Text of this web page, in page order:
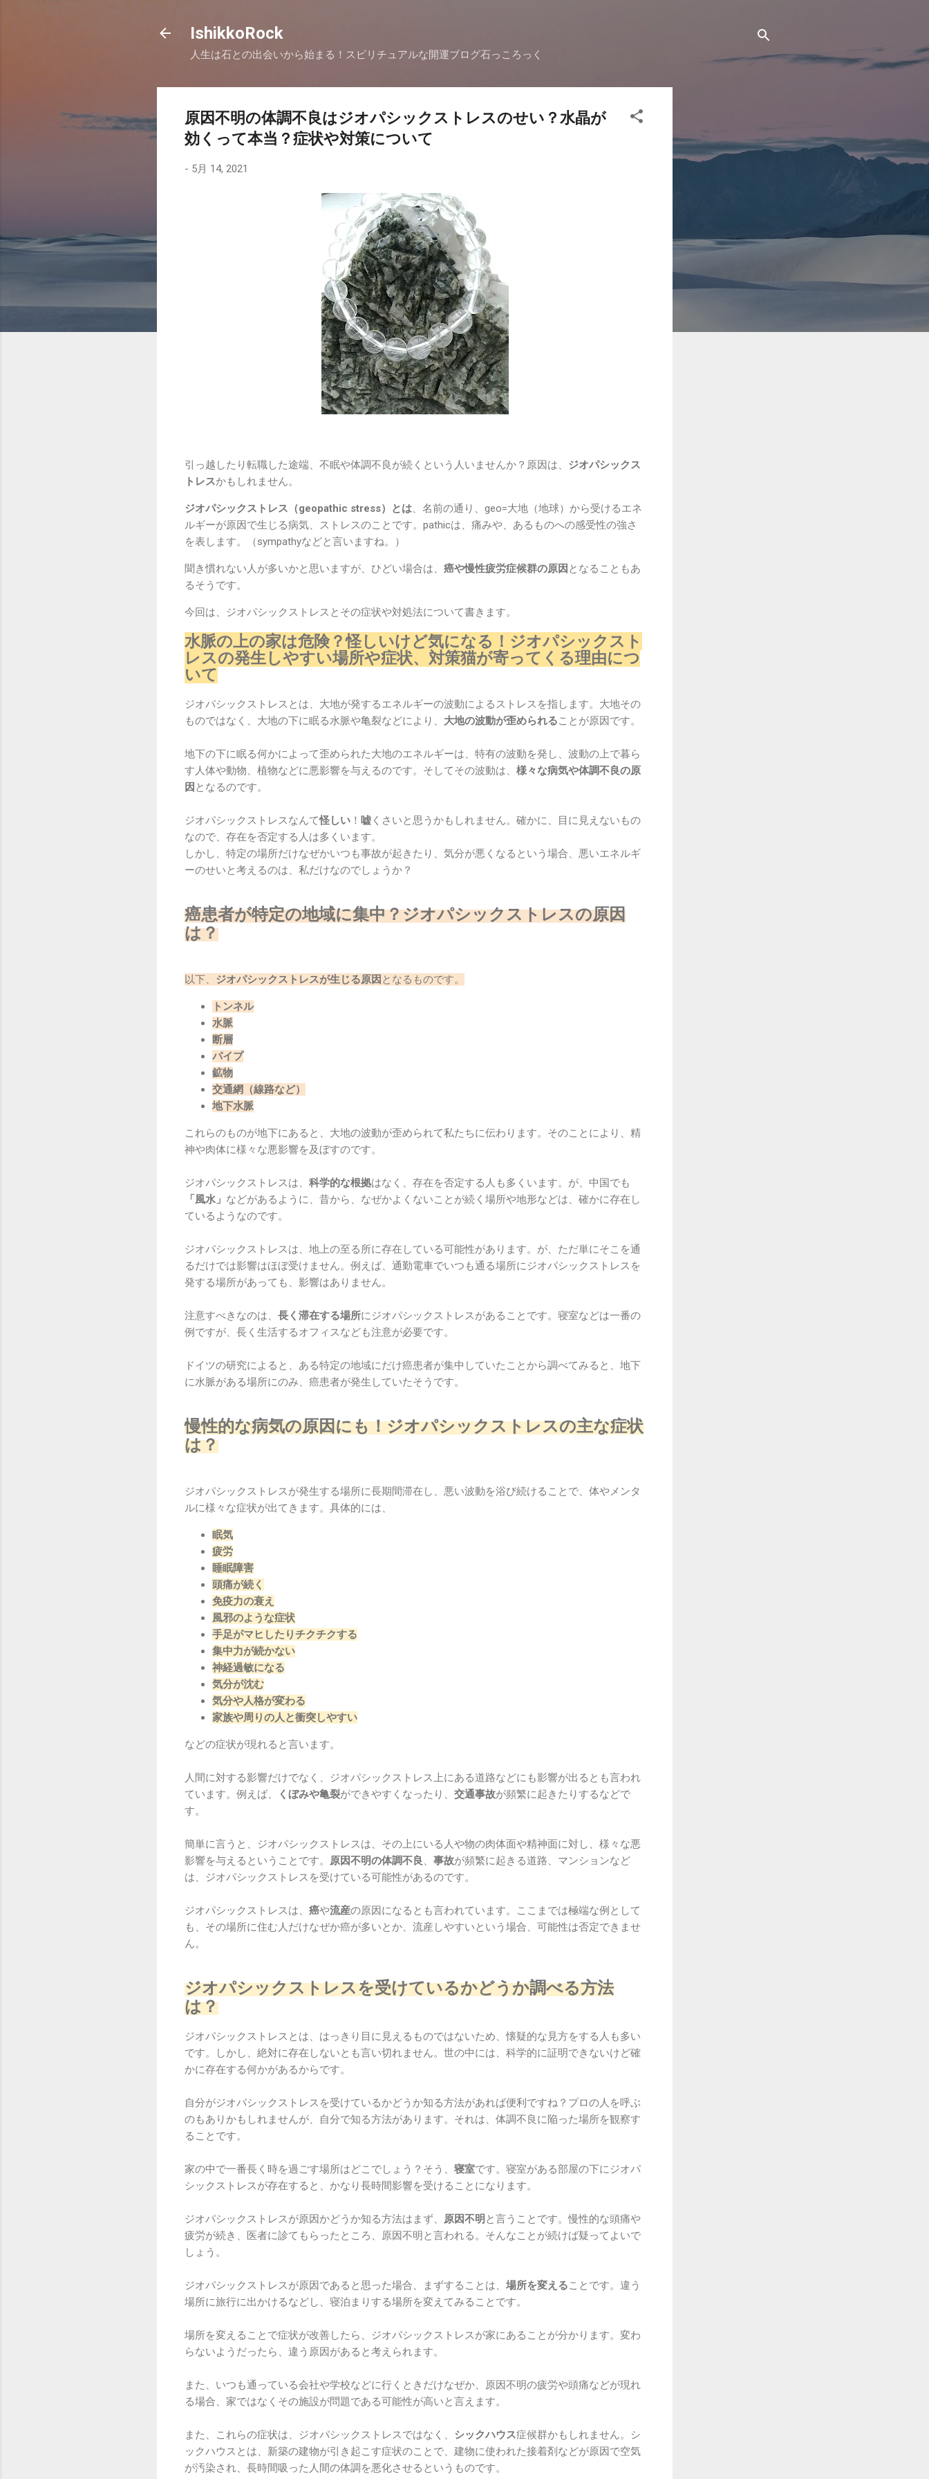
IshikkoRock
人生は石との出会いから始まる！スピリチュアルな開運ブログ石っころっく
原因不明の体調不良はジオパシックストレスのせい？水晶が
効くって本当？症状や対策について
- 5月 14, 2021
引っ越したり転職した途端、不眠や体調不良が続くという人いませんか？原因は、 ジオパシックス
トレスかもしれません。
ジオパシックストレス（geopathic stress）とは 、名前の通り、geo=大地（地球）から受けるエネ
ルギーが原因で生じる病気、ストレスのことです。pathicは、痛みや、あるものへの感受性の強さ
を表します。（sympathyなどと言いますね。）
聞き慣れない人が多いかと思いますが、ひどい場合は、 癌や慢性疲労症候群の原因 となることもあ
るそうです。
今回は、ジオパシックストレスとその症状や対処法について書きます。
水脈の上の家は危険？怪しいけど気になる！ジオパシックスト
レスの発生しやすい場所や症状、対策猫が寄ってくる理由につ
いて
ジオパシックストレスとは、大地が発するエネルギーの波動によるストレスを指します。大地その
ものではなく、大地の下に眠る水脈や亀裂などにより、 大地の波動が歪められることが原因です。
地下の下に眠る何かによって歪められた大地のエネルギーは、特有の波動を発し、波動の上で暮ら
す人体や動物、植物などに悪影響を与えるのです。そしてその波動は、 様々な病気や体調不良の原
因 となるのです。
ジオパシックストレスなんて怪しい ！ 嘘 くさいと思うかもしれません。確かに、目に見えないもの
なので、存在を否定する人は多くいます。
しかし、特定の場所だけなぜかいつも事故が起きたり、気分が悪くなるという場合、悪いエネルギ
ーのせいと考えるのは、私だけなのでしょうか？
癌患者が特定の地域に集中？ジオパシックストレスの原因
は？
以下、 ジオパシックストレスが生じる原因 となるものです。
トンネル
水脈
断層
パイプ
鉱物
交通網（線路など）
地下水脈
これらのものが地下にあると、大地の波動が歪められて私たちに伝わります。そのことにより、精
神や肉体に様々な悪影響を及ぼすのです。
ジオパシックストレスは、 科学的な根拠はなく、存在を否定する人も多くいます。が、中国でも
「風水」 などがあるように、昔から、なぜかよくないことが続く場所や地形などは、確かに存在し
ているようなのです。
ジオパシックストレスは、地上の至る所に存在している可能性があります。が、ただ単にそこを通
るだけでは影響はほぼ受けません。例えば、通勤電車でいつも通る場所にジオパシックストレスを
発する場所があっても、影響はありません。
注意すべきなのは、 長く滞在する場所にジオパシックストレスがあることです。寝室などは一番の
例ですが、長く生活するオフィスなども注意が必要です。
ドイツの研究によると、ある特定の地域にだけ癌患者が集中していたことから調べてみると、地下
に水脈がある場所にのみ、癌患者が発生していたそうです。
慢性的な病気の原因にも！ジオパシックストレスの主な症状
は？
ジオパシックストレスが発生する場所に長期間滞在し、悪い波動を浴び続けることで、体やメンタ
ルに様々な症状が出てきます。具体的には、
眠気
疲労
睡眠障害
頭痛が続く
免疫力の衰え
風邪のような症状
手足がマヒしたりチクチクする
集中力が続かない
神経過敏になる
気分が沈む
気分や人格が変わる
家族や周りの人と衝突しやすい
などの症状が現れると言います。
人間に対する影響だけでなく、ジオパシックストレス上にある道路などにも影響が出るとも言われ
ています。例えば、
くぼみや亀裂ができやすくなったり、 交通事故が頻繁に起きたりするなどで
す。
簡単に言うと、ジオパシックストレスは、その上にいる人や物の肉体面や精神面に対し、様々な悪
影響を与えるということです。 原因不明の体調不良 、 事故が頻繁に起きる道路、マンションなど
は、ジオパシックストレスを受けている可能性があるのです。
ジオパシックストレスは、 癌や流産の原因になるとも言われています。ここまでは極端な例として
も、その場所に住む人だけなぜか癌が多いとか、流産しやすいという場合、可能性は否定できませ
ん。
ジオパシックストレスを受けているかどうか調べる方法
は？
ジオパシックストレスとは、はっきり目に見えるものではないため、懐疑的な見方をする人も多い
です。しかし、絶対に存在しないとも言い切れません。世の中には、科学的に証明できないけど確
かに存在する何かがあるからです。
自分がジオパシックストレスを受けているかどうか知る方法があれば便利ですね？プロの人を呼ぶ
のもありかもしれませんが、自分で知る方法があります。それは、体調不良に陥った場所を観察す
ることです。
家の中で一番長く時を過ごす場所はどこでしょう？そう、 寝室です。寝室がある部屋の下にジオパ
シックストレスが存在すると、かなり長時間影響を受けることになります。
ジオパシックストレスが原因かどうか知る方法はまず、 原因不明 と言うことです。慢性的な頭痛や
疲労が続き、医者に診てもらったところ、原因不明と言われる。そんなことが続けば疑ってよいで
しょう。
ジオパシックストレスが原因であると思った場合、まずすることは、 場所を変えることです。違う
場所に旅行に出かけるなどし、寝泊まりする場所を変えてみることです。
場所を変えることで症状が改善したら、ジオパシックストレスが家にあることが分かります。変わ
らないようだったら、違う原因があると考えられます。
また、いつも通っている会社や学校などに行くときだけなぜか、原因不明の疲労や頭痛などが現れ
る場合、家ではなくその施設が問題である可能性が高いと言えます。
また、これらの症状は、ジオパシックストレスではなく、 シックハウス症候群かもしれません。シ
ックハウスとは、新築の建物が引き起こす症状のことで、建物に使われた接着剤などが原因で空気
が汚染され、長時間吸った人間の体調を悪化させるというものです。